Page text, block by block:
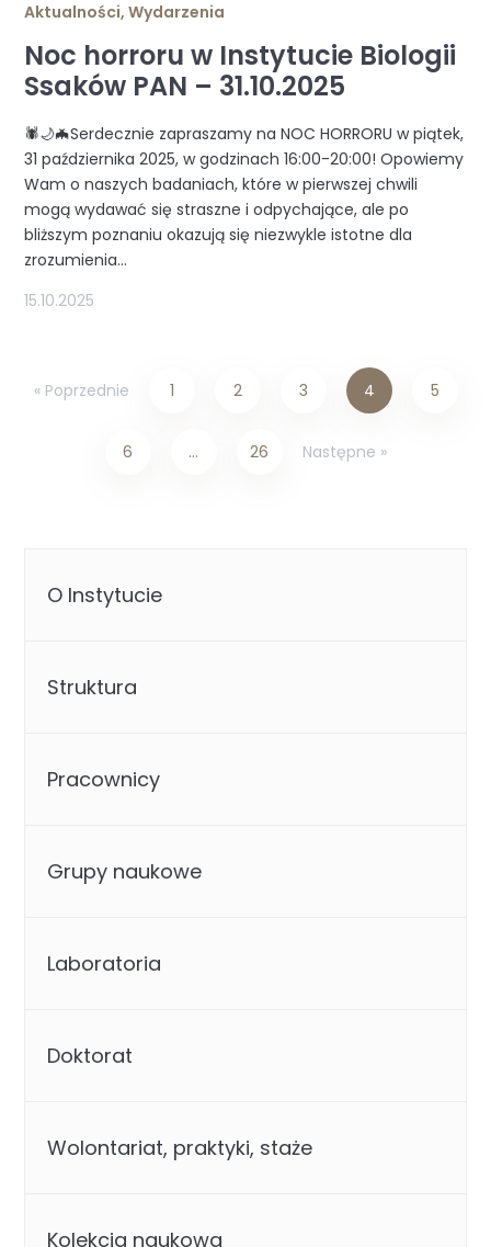
Aktualności,Wydarzenia
Noc horroru w Instytucie Biologii
Ssaków PAN – 31.10.2025
🕷🌙🦇Serdecznie zapraszamy na NOC HORRORU w piątek,
31 października 2025, w godzinach 16:00-20:00! Opowiemy
Wam o naszych badaniach, które w pierwszej chwili
mogą wydawać się straszne i odpychające, ale po
bliższym poznaniu okazują się niezwykle istotne dla
zrozumienia...
15.10.2025
« Poprzednie 1 2 3 4 5
6 … 26 Następne »
O Instytucie
Struktura
Pracownicy
Grupy naukowe
Laboratoria
Doktorat
Wolontariat, praktyki, staże
Kolekcja naukowa